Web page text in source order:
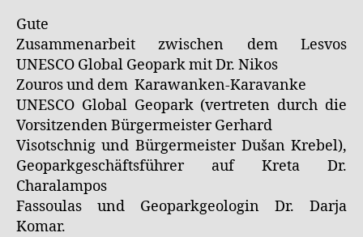
Gute
Zusammenarbeit zwischen dem Lesvos
UNESCO Global Geopark mit Dr. Nikos
Zouros und dem Karawanken-Karavanke
UNESCO Global Geopark (vertreten durch die
Vorsitzenden Bürgermeister Gerhard
Visotschnig und Bürgermeister Dušan Krebel),
Geoparkgeschäftsführer auf Kreta Dr.
Charalampos
Fassoulas und Geoparkgeologin Dr. Darja
Komar.